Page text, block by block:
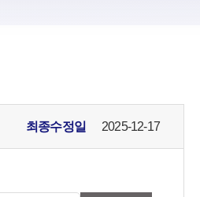
최종수정일 2025-12-17